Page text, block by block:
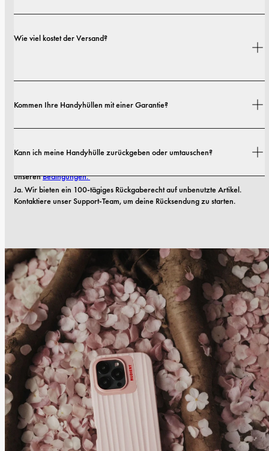
Optionen von schlanken Profilen bis hin zu besonders robusten
Wie viel kostet der Versand?
Details findest du in unserer Versandrichtlinie.
Kommen Ihre Handyhüllen mit einer Garantie?
Ihre Hülle innerhalb der ersten 12 Monate nach dem Kauf Material- oder
unseren Bedingungen.
Kann ich meine Handyhülle zurückgeben oder umtauschen?
Ja. Wir bieten ein 100-tägiges Rückgaberecht auf unbenutzte Artikel.
Kontaktiere unser Support-Team, um deine Rücksendung zu starten.